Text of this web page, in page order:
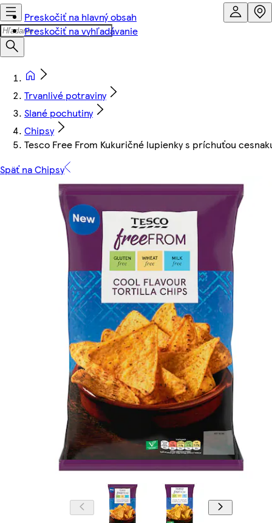
Preskočiť na hlavný obsah
Preskočiť na vyhľadávanie
Trvanlivé potraviny
Slané pochutiny
Chipsy
Tesco Free From Kukuričné lupienky s príchuťou
Späť na Chipsy